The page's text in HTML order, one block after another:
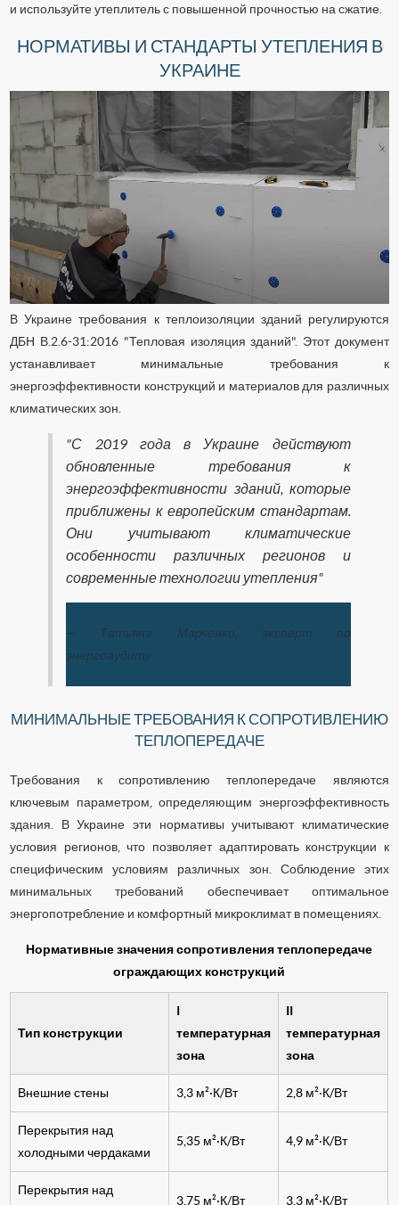
и используйте утеплитель с повышенной прочностью на сжатие.
НОРМАТИВЫ И СТАНДАРТЫ УТЕПЛЕНИЯ В
УКРАИНЕ
В Украине требования к теплоизоляции зданий регулируются
ДБН В.2.6-31:2016 "Тепловая изоляция зданий". Этот документ
устанавливает минимальные требования к
энергоэффективности конструкций и материалов для различных
климатических зон.
"С 2019 года в Украине действуют
обновленные требования к
энергоэффективности зданий, которые
приближены к европейским стандартам.
Они учитывают климатические
особенности различных регионов и
современные технологии утепления"
— Татьяна Марченко, эксперт по
энергоаудиту
МИНИМАЛЬНЫЕ ТРЕБОВАНИЯ К СОПРОТИВЛЕНИЮ
ТЕПЛОПЕРЕДАЧЕ
Требования к сопротивлению теплопередаче являются
ключевым параметром, определяющим энергоэффективность
здания. В Украине эти нормативы учитывают климатические
условия регионов, что позволяет адаптировать конструкции к
специфическим условиям различных зон. Соблюдение этих
минимальных требований обеспечивает оптимальное
энергопотребление и комфортный микроклимат в помещениях.
Нормативные значения сопротивления теплопередаче
ограждающих конструкций
Тип конструкции
I
температурная
зона
II
температурная
зона
Внешние стены 3,3 м²·К/Вт 2,8 м²·К/Вт
Перекрытия над
холодными чердаками
5,35 м²·К/Вт 4,9 м²·К/Вт
Перекрытия над
3,75 м²·К/Вт 3,3 м²·К/Вт